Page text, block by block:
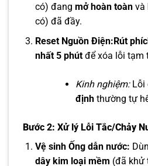
có) đang mở hoàn toànvà
có) đã đầy.
Reset Nguồn Điện:Rút
nhất 5 phútđể xóa lỗi tạm
Kinh nghiệm:Lỗi
địnhthường tự
Bước 2: Xử lý Lỗi Tắc/Chảy
Vệ sinh Ống dẫn nước:
dây kim loại mềm (đã khử